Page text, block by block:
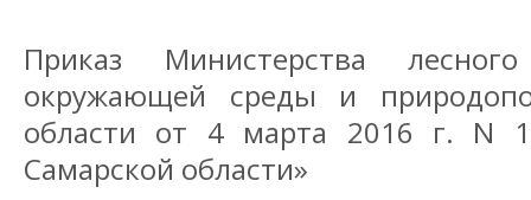
Приказ Министерства
окружающей среды и
области от 4 марта 2016 г. N
Самарской области»